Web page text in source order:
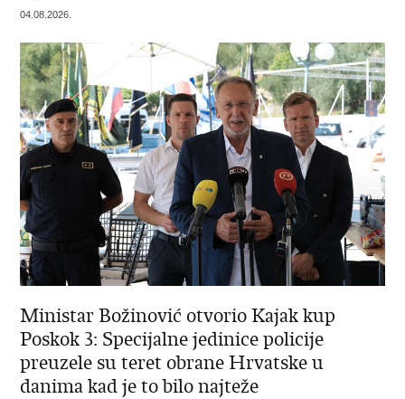
04.08.2026.
Ministar Božinović otvorio Kajak kup
Poskok 3: Specijalne jedinice policije
preuzele su teret obrane Hrvatske u
danima kad je to bilo najteže